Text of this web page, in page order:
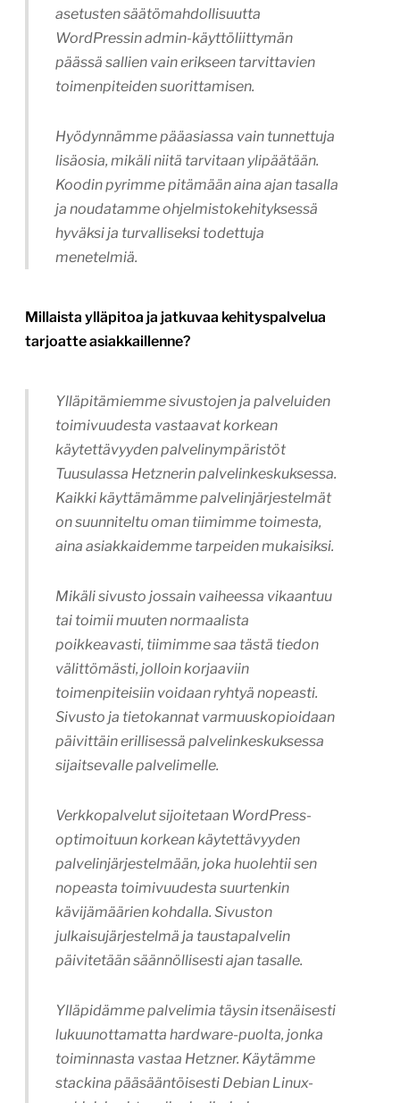
asetusten säätömahdollisuutta
WordPressin admin-käyttöliittymän
päässä sallien vain erikseen tarvittavien
toimenpiteiden suorittamisen.
Hyödynnämme pääasiassa vain tunnettuja
lisäosia, mikäli niitä tarvitaan ylipäätään.
Koodin pyrimme pitämään aina ajan tasalla
ja noudatamme ohjelmistokehityksessä
hyväksi ja turvalliseksi todettuja
menetelmiä.
Millaista ylläpitoa ja jatkuvaa kehityspalvelua
tarjoatte asiakkaillenne?
Ylläpitämiemme sivustojen ja palveluiden
toimivuudesta vastaavat korkean
käytettävyyden palvelinympäristöt
Tuusulassa Hetznerin palvelinkeskuksessa.
Kaikki käyttämämme palvelinjärjestelmät
on suunniteltu oman tiimimme toimesta,
aina asiakkaidemme tarpeiden mukaisiksi.
Mikäli sivusto jossain vaiheessa vikaantuu
tai toimii muuten normaalista
poikkeavasti, tiimimme saa tästä tiedon
välittömästi, jolloin korjaaviin
toimenpiteisiin voidaan ryhtyä nopeasti.
Sivusto ja tietokannat varmuuskopioidaan
päivittäin erillisessä palvelinkeskuksessa
sijaitsevalle palvelimelle.
Verkkopalvelut sijoitetaan WordPress-
optimoituun korkean käytettävyyden
palvelinjärjestelmään, joka huolehtii sen
nopeasta toimivuudesta suurtenkin
kävijämäärien kohdalla. Sivuston
julkaisujärjestelmä ja taustapalvelin
päivitetään säännöllisesti ajan tasalle.
Ylläpidämme palvelimia täysin itsenäisesti
lukuunottamatta hardware-puolta, jonka
toiminnasta vastaa Hetzner. Käytämme
stackina pääsääntöisesti Debian Linux-